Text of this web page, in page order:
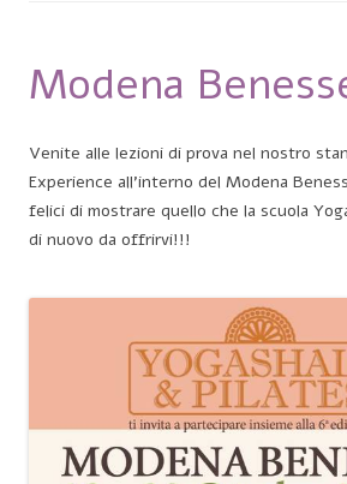
Modena
Venite alle lezioni di prova nel nostro
Experience all’interno del Modena
felici di mostrare quello che la scuola
di nuovo da offrirvi!!!